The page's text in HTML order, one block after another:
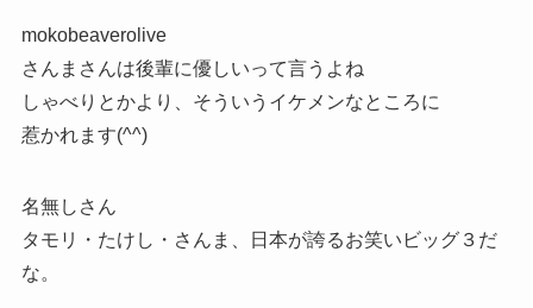
mokobeaverolive
さんまさんは後輩に優しいって言うよね
しゃべりとかより、そういうイケメンなところに
惹かれます(^^)
名無しさん
タモリ・たけし・さんま、日本が誇るお笑いビッグ３だ
な。